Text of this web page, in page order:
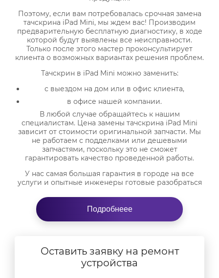
Поэтому, если вам потребовалась срочная замена
тачскрина iPad Mini, мы ждем вас! Производим
предварительную бесплатную диагностику, в ходе
которой будут выявлены все неисправности.
Только после этого мастер проконсультирует
клиента о возможных вариантах решения проблем.
Тачскрин в iPad Mini можно заменить:
с выездом на дом или в офис клиента,
в офисе нашей компании.
В любой случае обращайтесь к нашим
специалистам. Цена замены тачскрина iPad Mini
зависит от стоимости оригинальной запчасти. Мы
не работаем с подделками или дешевыми
запчастями, поскольку это не сможет
гарантировать качество проведенной работы.
У нас самая большая гарантия в городе на все
услуги и опытные инженеры готовые разобраться
нашем сервисе ежедневно. Оформить выезд
мастера на дом можно на сайте.
Подробнеее
Оставить заявку на ремонт
устройства